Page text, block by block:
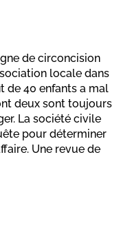
de circoncision
locale dans
de 40 enfants a mal
deux sont toujours
La société civile
pour déterminer
Une revue de